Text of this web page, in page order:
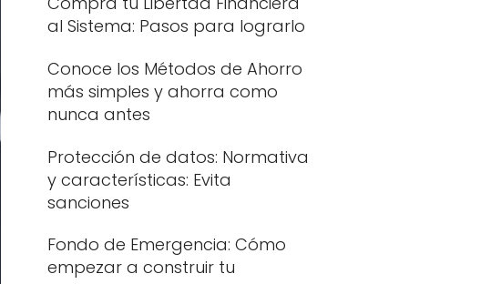
al Sistema: Pasos para lograrlo
Conoce los Métodos de Ahorro
más simples y ahorra como
nunca antes
Protección de datos: Normativa
y características: Evita
sanciones
Fondo de Emergencia: Cómo
empezar a construir tu